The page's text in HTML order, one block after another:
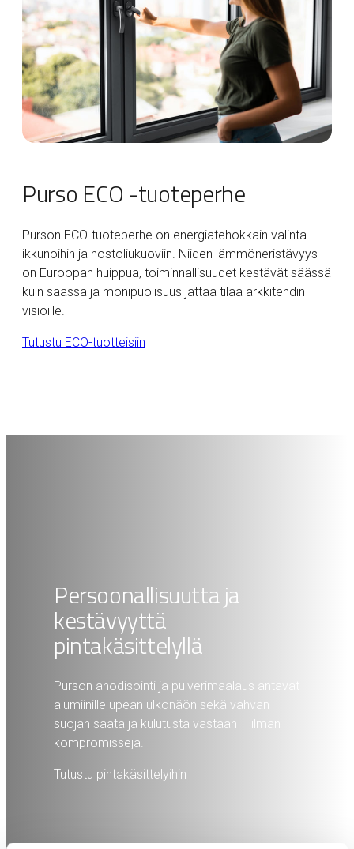
Purso ECO -tuoteperhe
Purson ECO-tuoteperhe on energiatehokkain valinta
ikkunoihin ja nostoliukuoviin. Niiden lämmöneristävyys
on Euroopan huippua, toiminnallisuudet kestävät säässä
kuin säässä ja monipuolisuus jättää tilaa arkkitehdin
visioille.
Tutustu ECO-tuotteisiin
Persoonallisuutta ja
kestävyyttä
pintakäsittelyllä
Purson anodisointi ja pulverimaalaus antavat
alumiinille upean ulkonäön sekä vahvan
suojan säätä ja kulutusta vastaan – ilman
kompromisseja.
Tutustu pintakäsittelyihin